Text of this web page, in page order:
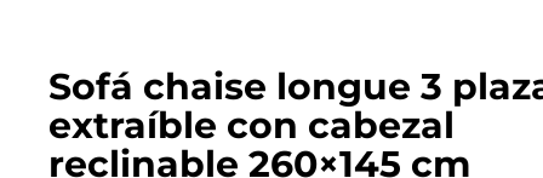
Sofá chaise longue 3
extraíble con cabezal
reclinable 260×145 cm